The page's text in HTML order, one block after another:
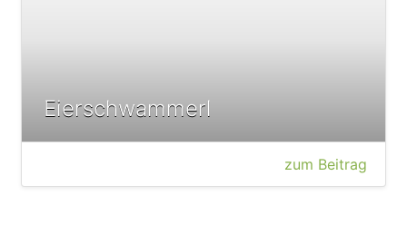
Eierschwammerl
zum Beitrag